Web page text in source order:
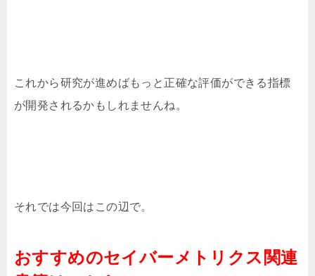
これから研究が進めばもっと正確な評価ができる指標
が開発されるかもしれませんね。
それでは今回はこの辺で。
おすすめのセイバーメトリクス関連